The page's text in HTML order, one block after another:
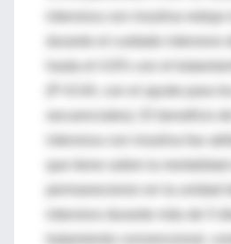
secuenciales). El beneficio